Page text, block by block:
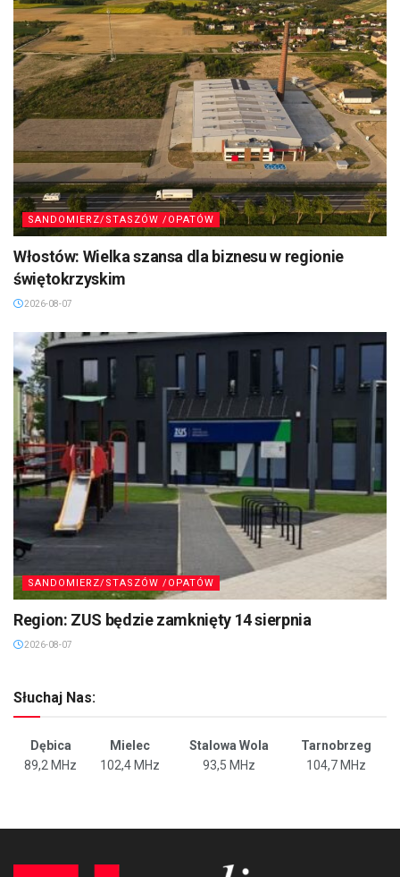
SANDOMIERZ/STASZÓW /OPATÓW
Włostów: Wielka szansa dla biznesu w regionie
świętokrzyskim
2026-08-07
SANDOMIERZ/STASZÓW /OPATÓW
Region: ZUS będzie zamknięty 14 sierpnia
2026-08-07
Słuchaj Nas:
Dębica Mielec Stalowa Wola
Tarnobrzeg
89,2 MHz
102,4 MHz 93,5 MHz 104,7 MHz